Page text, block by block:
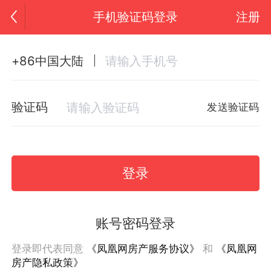
手机验证码登录 注册
+86中国大陆
验证码 发送验证码
登录
账号密码登录
登录即代表同意 《凤凰网房产服务协议》 和
《凤凰网
房产隐私政策》